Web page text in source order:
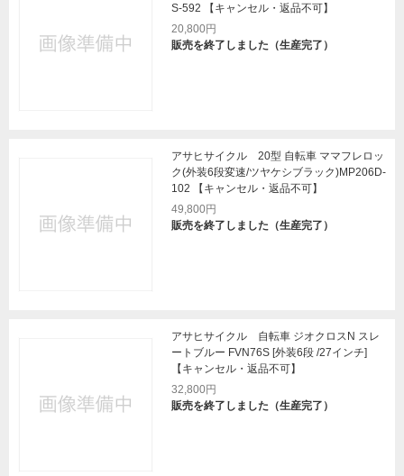
S-592 【キャンセル・返品不可】
20,800円
販売を終了しました（生産完了）
アサヒサイクル 20型 自転車 ママフレロッ
ク(外装6段変速/ツヤケシブラック)MP206D-
102 【キャンセル・返品不可】
49,800円
販売を終了しました（生産完了）
アサヒサイクル 自転車 ジオクロスN スレ
ートブルー FVN76S [外装6段 /27インチ]
【キャンセル・返品不可】
32,800円
販売を終了しました（生産完了）